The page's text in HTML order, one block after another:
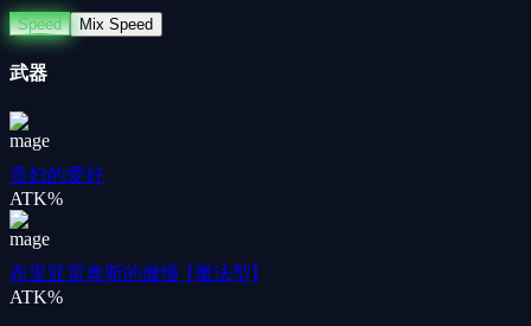
Speed Mix Speed
武器
贵妇的爱好
ATK%
布里亚雷奥斯的傲慢 [魔法型]
ATK%